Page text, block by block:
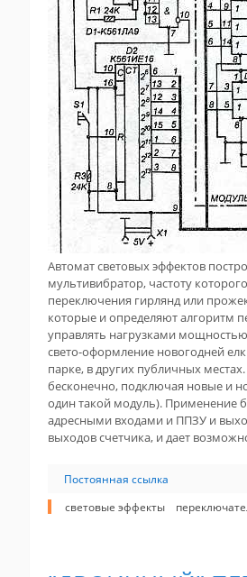
Автомат световых эффектов
мультивибратор, частоту
переключения гирлянд или
которые и определяют алгоритм
управлять нагрузками
свето-оформление новогодней
парке, в других публичных
бесконечно, подключая новые и
один такой модуль). Применение
адресными входами и ППЗУ и
выходов счетчика, и дает
Постоянная ссылка
световые эффекты